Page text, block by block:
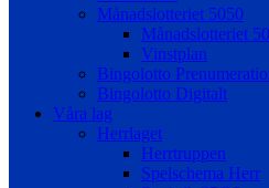
Månadslotteriet 5050
Månadslotteriet
Vinstplan
Bingolotto
Bingolotto Digitalt
Våra lag
Herrlaget
Herrtruppen
Spelschema Herr